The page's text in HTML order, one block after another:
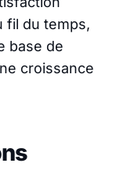
fil du temps,
base de
croissance